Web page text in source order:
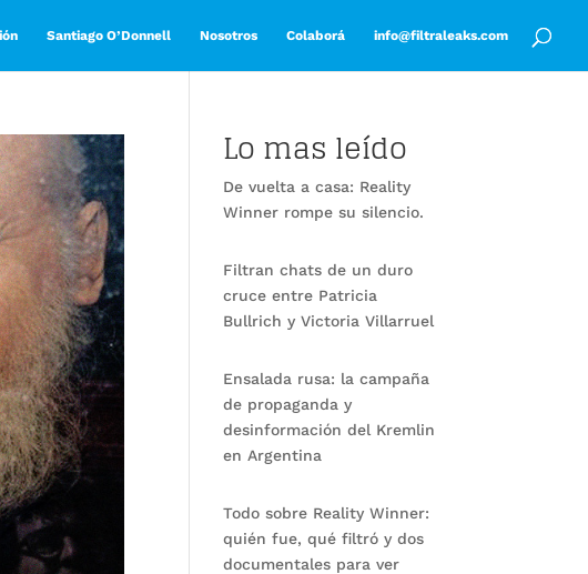
Santiago O’Donnell Nosotros Colaborá info@filtraleaks.com
Lo mas leído
De vuelta a casa: Reality
Winner rompe su silencio.
Filtran chats de un duro
cruce entre Patricia
Bullrich y Victoria Villarruel
Ensalada rusa: la campaña
de propaganda y
desinformación del Kremlin
en Argentina
Todo sobre Reality Winner:
quién fue, qué filtró y dos
documentales para ver